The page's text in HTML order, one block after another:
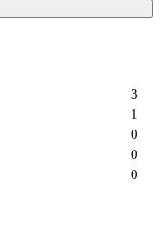
0
0
0
1
3